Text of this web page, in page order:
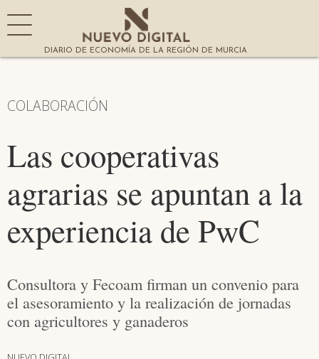
DIARIO DE ECONOMÍA DE LA REGIÓN DE MURCIA
COLABORACIÓN
Las cooperativas
agrarias se apuntan a la
experiencia de PwC
Consultora y Fecoam firman un convenio para
el asesoramiento y la realización de jornadas
con agricultores y ganaderos